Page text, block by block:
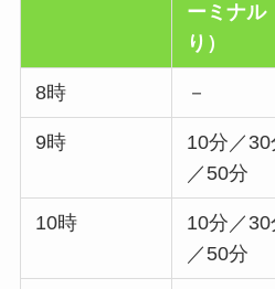
ーミナル
り）
8時 －
9時
10分／30
／50分
10時
10分／30
／50分